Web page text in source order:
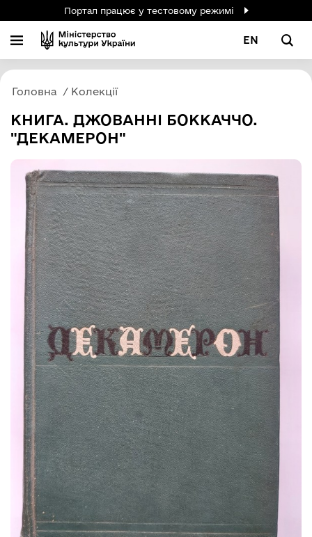
Портал працює у тестовому режимі
EN
Головна Колекції
КНИГА. ДЖОВАННІ БОККАЧЧО.
"ДЕКАМЕРОН"